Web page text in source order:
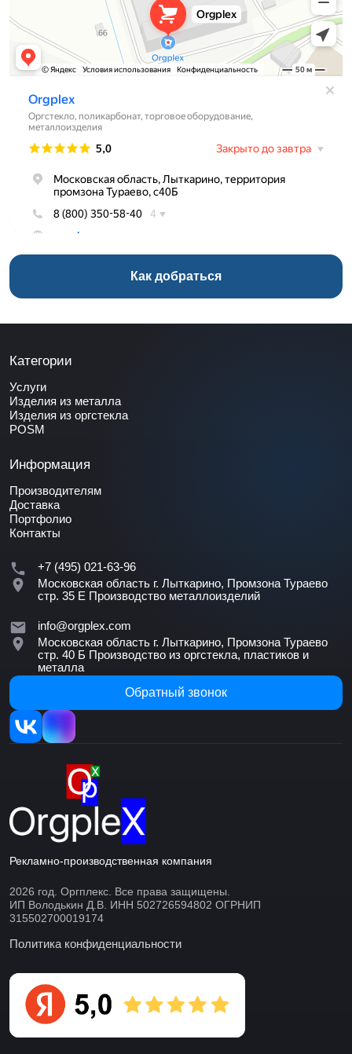
Как добраться
Категории
Услуги
Изделия из металла
Изделия из оргстекла
POSM
Информация
Производителям
Доставка
Портфолио
Контакты
+7 (495) 021-63-96
Московская область г. Лыткарино, Промзона Тураево
стр. 35 Е Производство металлоизделий
info@orgplex.com
Московская область г. Лыткарино, Промзона Тураево
стр. 40 Б Производство из оргстекла, пластиков и
металла
Обратный звонок
Рекламно-производственная компания
2026 год. Оргплекс. Все права защищены.
ИП Володькин Д.В. ИНН 502726594802 ОГРНИП
315502700019174
Политика конфиденциальности